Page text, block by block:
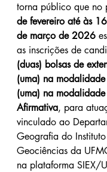
torna público que no
de fevereiro até às
de março de 2026
as inscrições de
(duas) bolsas de
(uma) na modalidade
(uma) na modalidade
Afirmativa, para
vinculado ao
Geografia do
Geociências da
na plataforma SIEX/